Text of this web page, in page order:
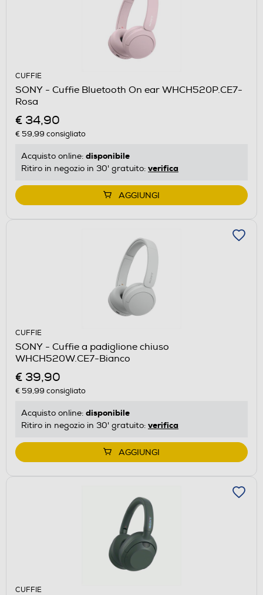
CUFFIE
SONY - Cuffie Bluetooth On ear WHCH520P.CE7-
Rosa
€ 34,90
€ 59,99 consigliato
Acquisto online: disponibile
Ritiro in negozio in 30' gratuito: verifica
AGGIUNGI
CUFFIE
SONY - Cuffie a padiglione chiuso
WHCH520W.CE7-Bianco
€ 39,90
€ 59,99 consigliato
Acquisto online: disponibile
Ritiro in negozio in 30' gratuito: verifica
AGGIUNGI
CUFFIE